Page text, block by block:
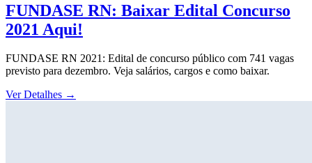
FUNDASE RN: Baixar Edital Concurso
2021 Aqui!
FUNDASE RN 2021: Edital de concurso público com 741 vagas
previsto para dezembro. Veja salários, cargos e como baixar.
Ver Detalhes →